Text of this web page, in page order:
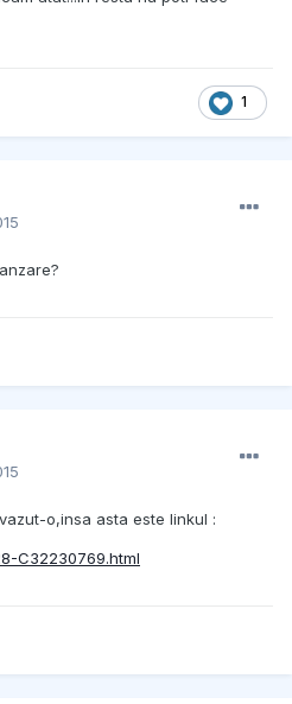
1
o,insa asta este linkul :
C32230769.html